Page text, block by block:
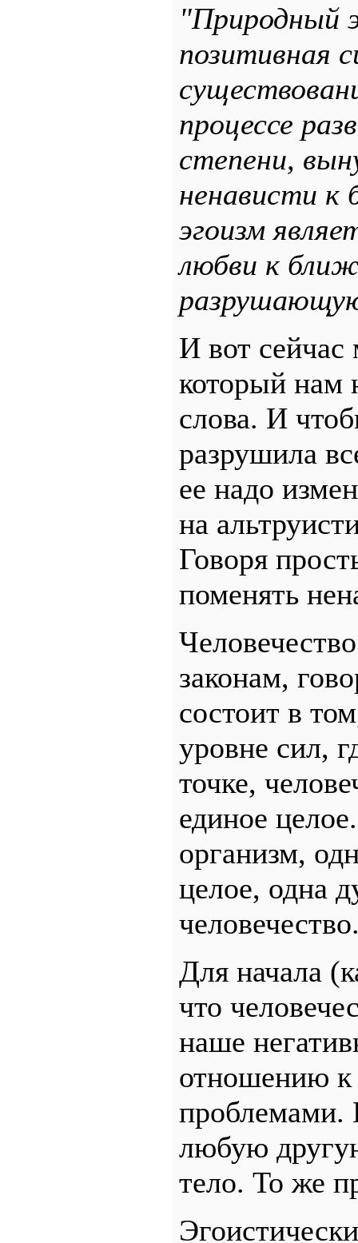
"Природный
позитивная
процессе
степени,
ненависти к
эгоизм
любви к
И вот
который нам
слова. И
разрушила
ее надо
на
Говоря
поменять
законам,
состоит в
уровне сил,
точке,
единое
организм,
целое, одна
Для начала
что
наше
отношению к
проблемами.
любую
тело. То же